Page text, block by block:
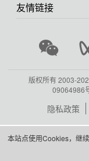
友情链接
版权所有 2003-
09064986
隐私政策
本站点使用Cookies，继